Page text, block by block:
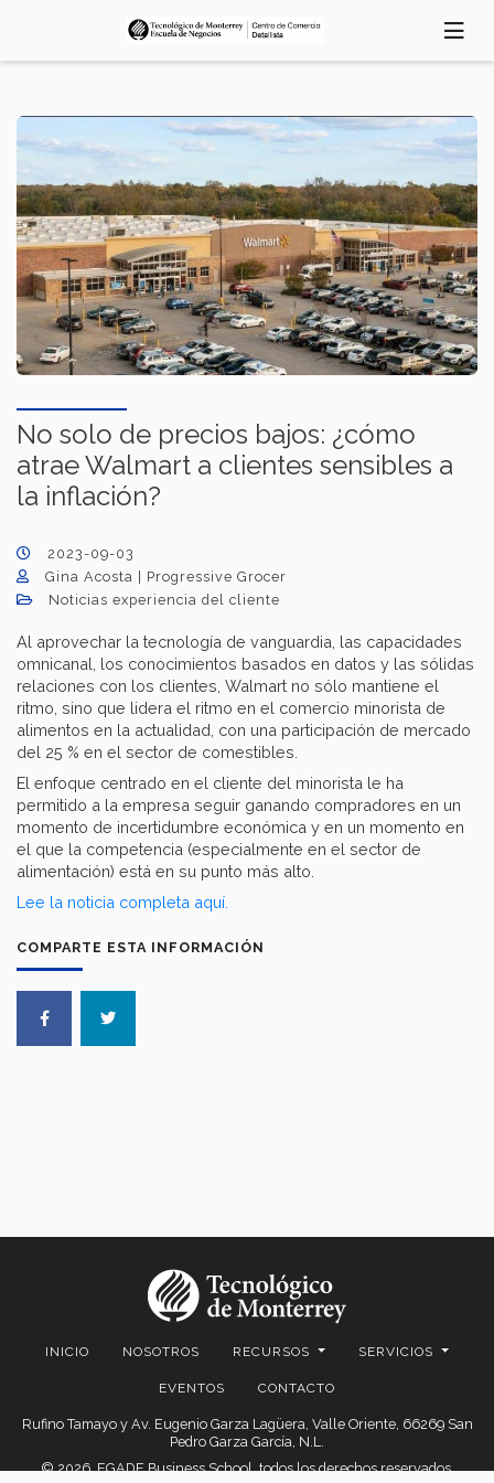
COMPARTE ESTA INFORMACIÓN
No solo de precios bajos: ¿cómo
atrae Walmart a clientes sensibles a
la inflación?
2023-09-03
Gina Acosta | Progressive Grocer
Noticias experiencia del cliente
Al aprovechar la tecnología de vanguardia, las capacidades
omnicanal, los conocimientos basados ​​en datos y las sólidas
relaciones con los clientes, Walmart no sólo mantiene el
ritmo, sino que lidera el ritmo en el comercio minorista de
alimentos en la actualidad, con una participación de mercado
del 25 % en el sector de comestibles.
El enfoque centrado en el cliente del minorista le ha
permitido a la empresa seguir ganando compradores en un
momento de incertidumbre económica y en un momento en
el que la competencia (especialmente en el sector de
alimentación) está en su punto más alto.
Lee la noticia completa aquí.
INICIO NOSOTROS RECURSOS SERVICIOS
EVENTOS CONTACTO
Rufino Tamayo y Av. Eugenio Garza Lagüera, Valle Oriente, 66269 San
Pedro Garza García, N.L.
© 2026. EGADE Business School, todos los derechos reservados.